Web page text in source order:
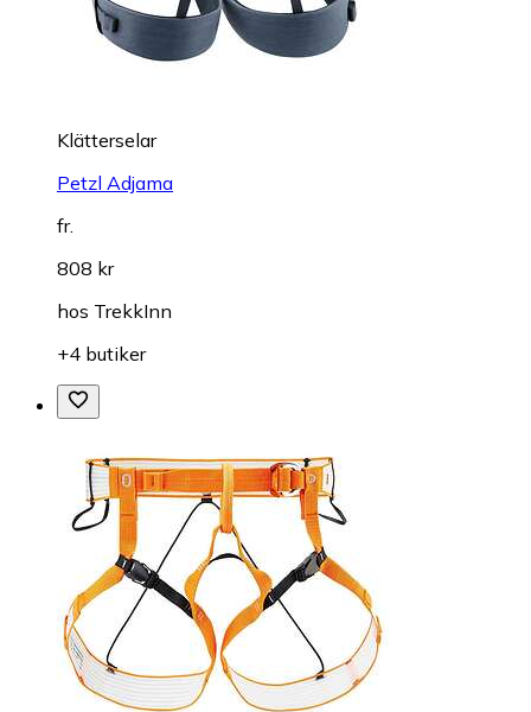
Klätterselar
Petzl Adjama
fr.
808 kr
hos TrekkInn
+4 butiker